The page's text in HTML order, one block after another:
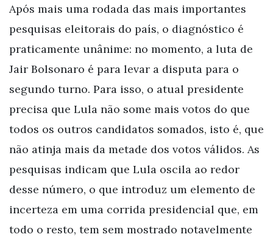
Após mais uma rodada das mais importantes
pesquisas eleitorais do país, o diagnóstico é
praticamente unânime: no momento, a luta de
Jair Bolsonaro é para levar a disputa para o
segundo turno. Para isso, o atual presidente
precisa que Lula não some mais votos do que
todos os outros candidatos somados, isto é, que
não atinja mais da metade dos votos válidos. As
pesquisas indicam que Lula oscila ao redor
desse número, o que introduz um elemento de
incerteza em uma corrida presidencial que, em
todo o resto, tem sem mostrado notavelmente